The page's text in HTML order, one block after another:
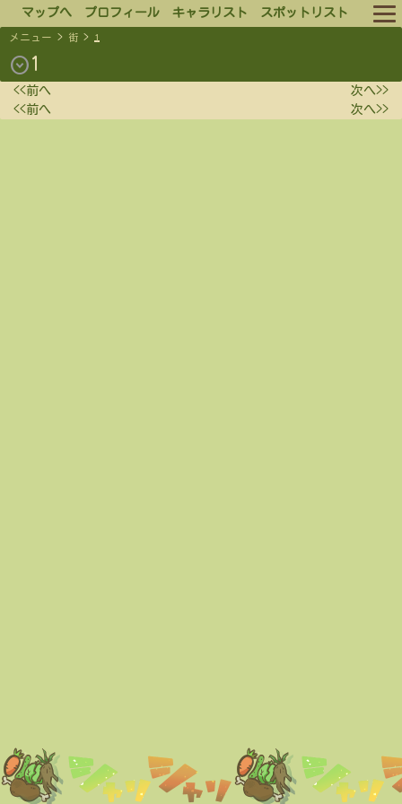
マップへ プロフィール キャラリスト スポットリスト
メニュー > 街 > 1
expand_circle_down1
<<前へ
次へ>>
<<前へ
次へ>>